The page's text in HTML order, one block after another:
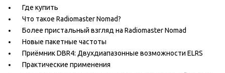
Где купить
Что такое Radiomaster Nomad?
Более пристальный взгляд на Radiomaster Nomad
Новые пакетные частоты
Приёмник DBR4: Двухдиапазонные возможности ELRS
Практические применения